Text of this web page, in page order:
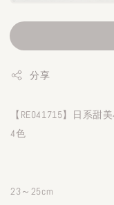
分享
【RE041715】日系
4色
23～25cm